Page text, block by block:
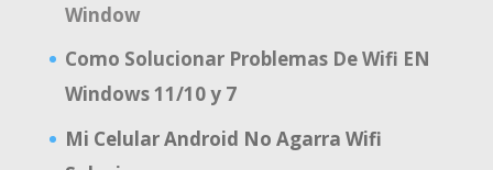
Window
Como Solucionar Problemas De Wifi EN
Windows 11/10 y 7
Mi Celular Android No Agarra Wifi